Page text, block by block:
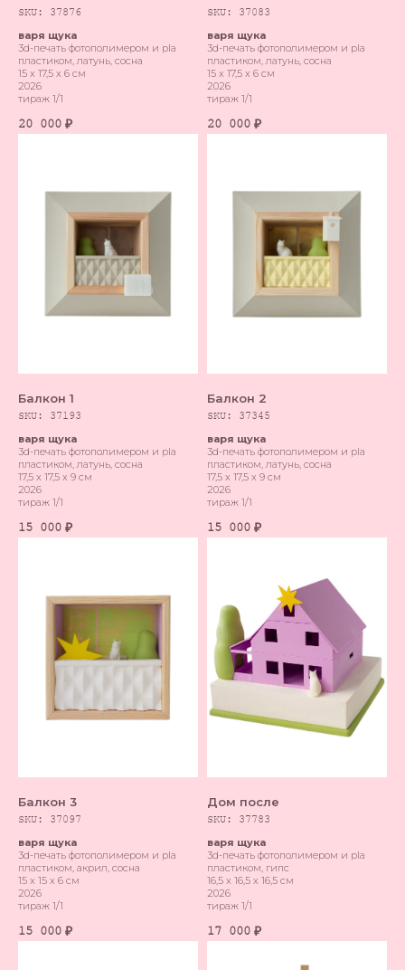
SKU: 37876
варя щука
3d-печать фотополимером и pla
пластиком, латунь, сосна
15 х 17,5 х 6 см
2026
тираж 1/1
20 000 ₽
SKU: 37083
варя щука
3d-печать фотополимером и pla
пластиком, латунь, сосна
15 х 17,5 х 6 см
2026
тираж 1/1
20 000 ₽
Балкон 1
SKU: 37193
варя щука
3d-печать фотополимером и pla
пластиком, латунь, сосна
17,5 х 17,5 х 9 см
2026
тираж 1/1
15 000 ₽
Балкон 2
SKU: 37345
варя щука
3d-печать фотополимером и pla
пластиком, латунь, сосна
17,5 х 17,5 х 9 см
2026
тираж 1/1
15 000 ₽
Балкон 3
SKU: 37097
варя щука
3d-печать фотополимером и pla
пластиком, акрил, сосна
15 х 15 х 6 см
2026
тираж 1/1
15 000 ₽
Дом после
SKU: 37783
варя щука
3d-печать фотополимером и pla
пластиком, гипс
16,5 х 16,5 х 16,5 см
2026
тираж 1/1
17 000 ₽